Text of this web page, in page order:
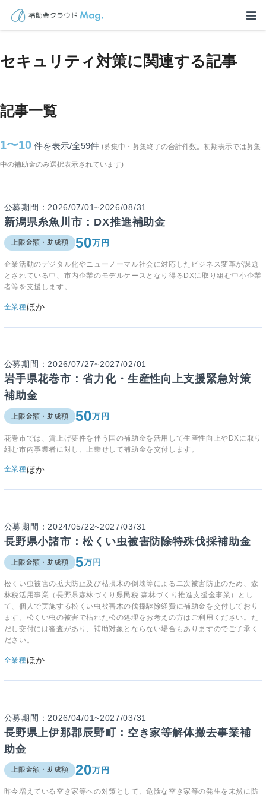
TOP > 補助金・助成金詳細>セキュリティ対策
セキュリティ対策に関連する記事
記事一覧
1〜10 件を表示/全59件 (募集中・募集終了の合計件数。初期表示では募集
中の補助金のみ選択表示されています)
公募期間：2026/07/01~2026/08/31
新潟県糸魚川市：DX推進補助金
上限金額・助成額 50万円
企業活動のデジタル化やニューノーマル社会に対応したビジネス変革が課題
とされている中、市内企業のモデルケースとなり得るDXに取り組む中小企業
者等を支援します。
全業種ほか
公募期間：2026/07/27~2027/02/01
岩手県花巻市：省力化・生産性向上支援緊急対策
補助金
上限金額・助成額 50万円
花巻市では、賃上げ要件を伴う国の補助金を活用して生産性向上やDXに取り
組む市内事業者に対し、上乗せして補助金を交付します。
全業種ほか
公募期間：2024/05/22~2027/03/31
長野県小諸市：松くい虫被害防除特殊伐採補助金
上限金額・助成額 5万円
松くい虫被害の拡大防止及び枯損木の倒壊等による二次被害防止のため、森
林税活用事業（長野県森林づくり県民税 森林づくり推進支援金事業）とし
て、個人で実施する松くい虫被害木の伐採駆除経費に補助金を交付しており
ます。松くい虫の被害で枯れた松の処理をお考えの方はご利用ください。た
だし交付には審査があり、補助対象とならない場合もありますのでご了承く
ださい。
全業種ほか
公募期間：2026/04/01~2027/03/31
長野県上伊那郡辰野町：空き家等解体撤去事業補
助金
上限金額・助成額 20万円
昨今増えている空き家等への対策として、危険な空き家等の発生を未然に防